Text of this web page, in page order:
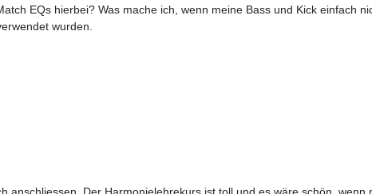
EQs hierbei? Was mache ich, wenn meine Bass und Kick einfach
wurden.
anschliessen. Der Harmonielehrekurs ist toll und es wäre schön,